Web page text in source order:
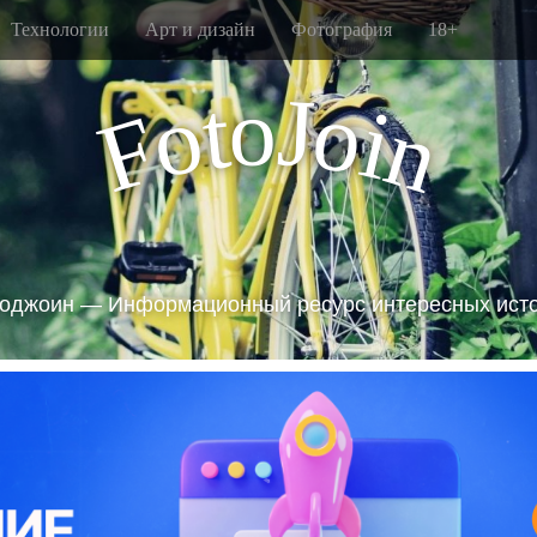
Технологии Арт и дизайн Фотография 18+
FotoJoin
— Информационный ресурс интересных